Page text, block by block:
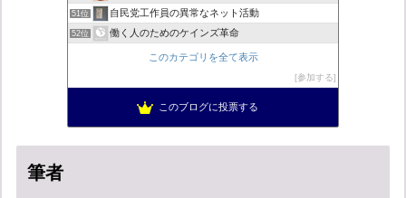
51位 自民党工作員の異常なネット活動
52位 働く人のためのケインズ革命
営業せきやんの憂鬱
秩父市議会議員 黒澤秀之 ブログ
このカテゴリを全て表示
参加する
このブログに投票する
筆者